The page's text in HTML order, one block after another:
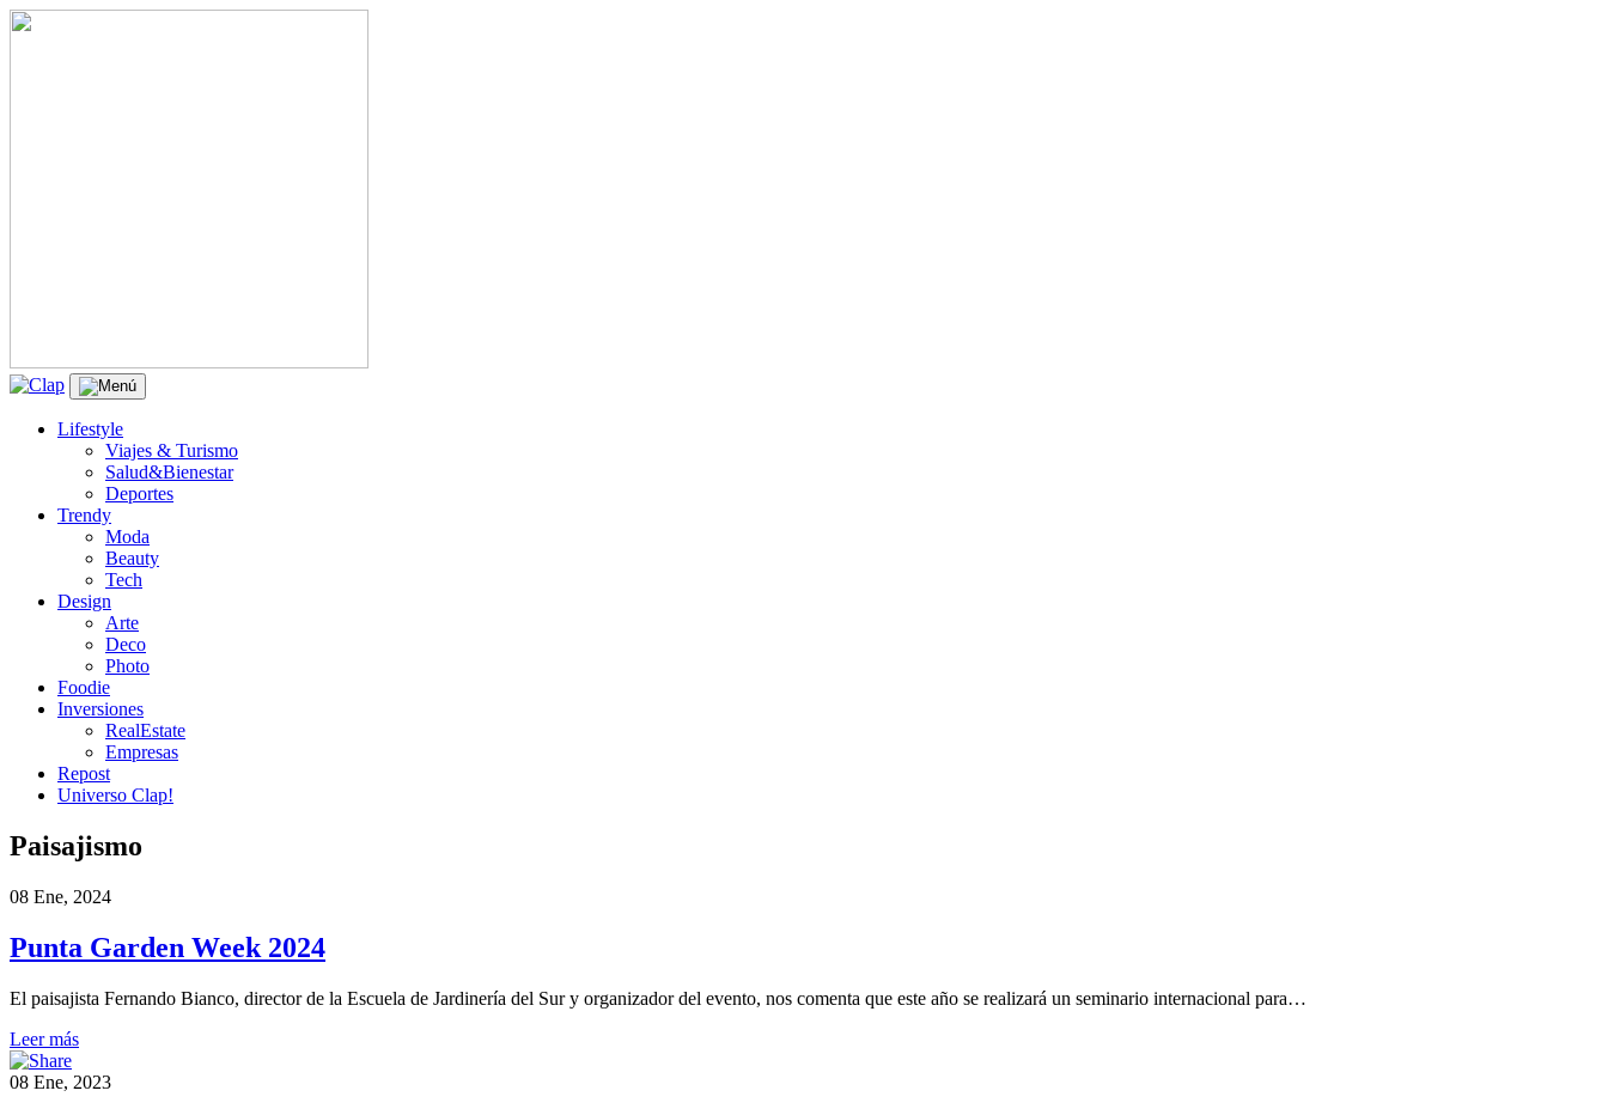
Lifestyle
Viajes & Turismo
Salud&Bienestar
Deportes
Trendy
Moda
Beauty
Tech
Design
Arte
Deco
Photo
Foodie
Inversiones
RealEstate
Empresas
Repost
Universo Clap!
Paisajismo
08 Ene, 2024
Punta Garden Week 2024
El paisajista Fernando Bianco, director de la Escuela de Jardinería del Sur y organizador del evento, nos comenta que este año se realizará un seminario internacional para…
Leer más
08 Ene, 2023